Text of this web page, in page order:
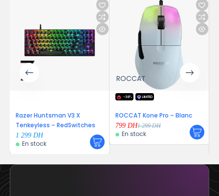
V3 X
ROCCAT Kone Pro – Blanc
1 299
799DH
Energy Sistem
Energy Sistem ESG
Kompact RGB
459 DH
En stock